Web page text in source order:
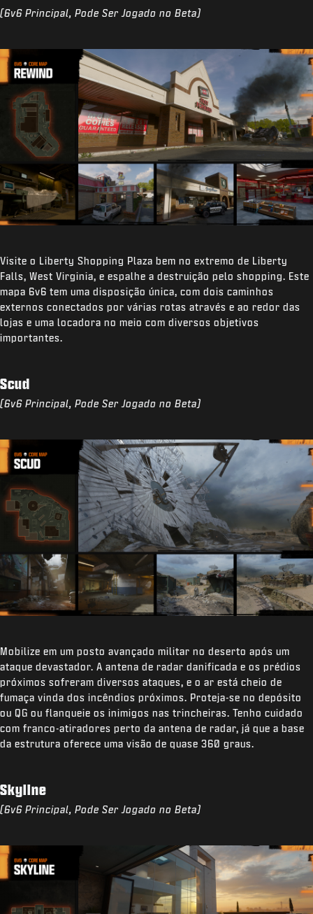
(6v6 Principal, Pode Ser Jogado no Beta)
Visite o Liberty Shopping Plaza bem no extremo de Liberty
Falls, West Virginia, e espalhe a destruição pelo shopping. Este
mapa 6v6 tem uma disposição única, com dois caminhos
externos conectados por várias rotas através e ao redor das
lojas e uma locadora no meio com diversos objetivos
importantes.
Scud
(6v6 Principal, Pode Ser Jogado no Beta)
Mobilize em um posto avançado militar no deserto após um
ataque devastador. A antena de radar danificada e os prédios
próximos sofreram diversos ataques, e o ar está cheio de
fumaça vinda dos incêndios próximos. Proteja-se no depósito
ou QG ou flanqueie os inimigos nas trincheiras. Tenho cuidado
com franco-atiradores perto da antena de radar, já que a base
da estrutura oferece uma visão de quase 360 graus.
Skyline
(6v6 Principal, Pode Ser Jogado no Beta)